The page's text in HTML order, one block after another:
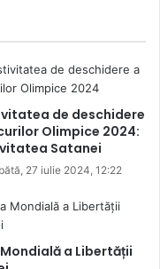
de deschidere
Olimpice 2024:
Satanei
27 iulie 2024, 12:22
a Libertății